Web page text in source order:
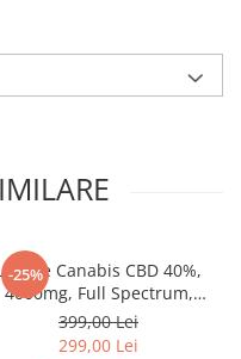
-25%de Canabis CBD 40%,
4000mg, Full Spectrum,
Premium, 10ml
399,00 Lei
299,00 Lei